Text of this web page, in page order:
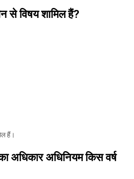
से विषय शामिल हैं?
हैं।
अधिकार अधिनियम किस वर्ष